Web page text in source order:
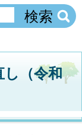
（令和